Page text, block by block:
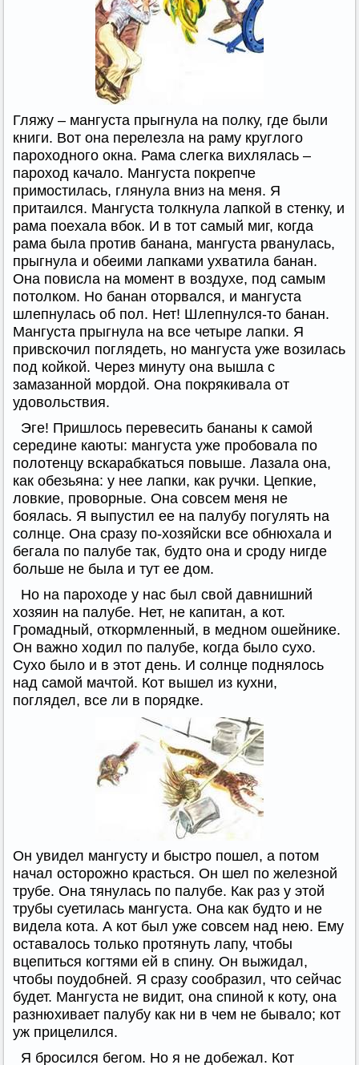
Гляжу – мангуста прыгнула на полку, где были
книги. Вот она перелезла на раму круглого
пароходного окна. Рама слегка вихлялась –
пароход качало. Мангуста покрепче
примостилась, глянула вниз на меня. Я
притаился. Мангуста толкнула лапкой в стенку, и
рама поехала вбок. И в тот самый миг, когда
рама была против банана, мангуста рванулась,
прыгнула и обеими лапками ухватила банан.
Она повисла на момент в воздухе, под самым
потолком. Но банан оторвался, и мангуста
шлепнулась об пол. Нет! Шлепнулся-то банан.
Мангуста прыгнула на все четыре лапки. Я
привскочил поглядеть, но мангуста уже возилась
под койкой. Через минуту она вышла с
замазанной мордой. Она покрякивала от
удовольствия.
Эге! Пришлось перевесить бананы к самой
середине каюты: мангуста уже пробовала по
полотенцу вскарабкаться повыше. Лазала она,
как обезьяна: у нее лапки, как ручки. Цепкие,
ловкие, проворные. Она совсем меня не
боялась. Я выпустил ее на палубу погулять на
солнце. Она сразу по-хозяйски все обнюхала и
бегала по палубе так, будто она и сроду нигде
больше не была и тут ее дом.
Но на пароходе у нас был свой давнишний
хозяин на палубе. Нет, не капитан, а кот.
Громадный, откормленный, в медном ошейнике.
Он важно ходил по палубе, когда было сухо.
Сухо было и в этот день. И солнце поднялось
над самой мачтой. Кот вышел из кухни,
поглядел, все ли в порядке.
Он увидел мангусту и быстро пошел, а потом
начал осторожно красться. Он шел по железной
трубе. Она тянулась по палубе. Как раз у этой
трубы суетилась мангуста. Она как будто и не
видела кота. А кот был уже совсем над нею. Ему
оставалось только протянуть лапу, чтобы
вцепиться когтями ей в спину. Он выжидал,
чтобы поудобней. Я сразу сообразил, что сейчас
будет. Мангуста не видит, она спиной к коту, она
разнюхивает палубу как ни в чем не бывало; кот
уж прицелился.
Я бросился бегом. Но я не добежал. Кот